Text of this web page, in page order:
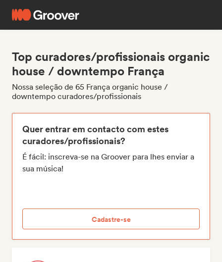
Top curadores/profissionais organic
house / downtempo França
Nossa seleção de 65 França organic house /
downtempo curadores/profissionais
Quer entrar em contacto com estes
curadores/profissionais?
É fácil: inscreva-se na Groover para lhes enviar a
sua música!
Cadastre-se